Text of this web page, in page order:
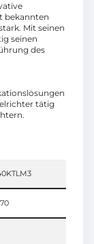
bekannten
Mit seinen
seinen
des
tätig